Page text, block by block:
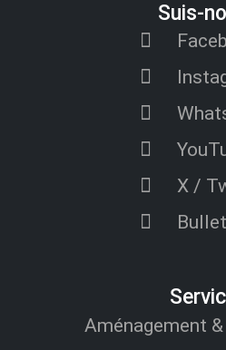
Suis-
X /
Aménagement